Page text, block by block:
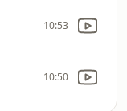
10:53
10:50